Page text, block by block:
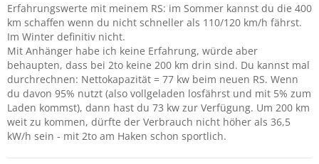
Erfahrungswerte mit meinem RS: im Sommer kannst du die 400
km schaffen wenn du nicht schneller als 110/120 km/h fährst.
Im Winter definitiv nicht.
Mit Anhänger habe ich keine Erfahrung, würde aber
behaupten, dass bei 2to keine 200 km drin sind. Du kannst mal
durchrechnen: Nettokapazität = 77 kw beim neuen RS. Wenn
du davon 95% nutzt (also vollgeladen losfährst und mit 5% zum
Laden kommst), dann hast du 73 kw zur Verfügung. Um 200 km
weit zu kommen, dürfte der Verbrauch nicht höher als 36,5
kW/h sein - mit 2to am Haken schon sportlich.